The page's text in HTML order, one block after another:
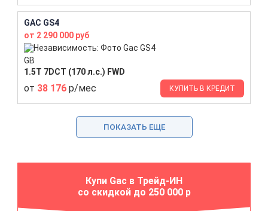
GAC GS4
от 2 290 000 руб
GB
1.5T 7DCT (170 л.с.) FWD
от 38 176 р/мес КУПИТЬ В КРЕДИТ
ПОКАЗАТЬ ЕЩЕ
Купи Gac в Трейд-ИН
со скидкой до 250 000 р